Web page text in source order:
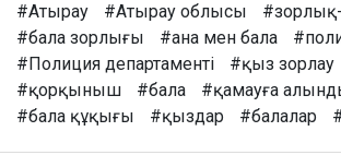
#Атырау #Атырау облысы
#бала зорлығы
#ана мен бала
#Полиция департаменті
#қыз зорлау
#қорқыныш
#бала
#қамауға
#бала құқығы
#қыздар #балалар